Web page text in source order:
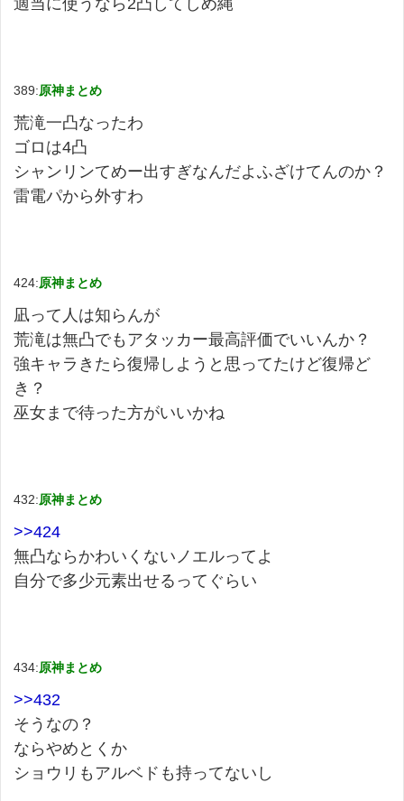
適当に使うなら2凸してしめ縄
389:原神まとめ
荒滝一凸なったわ
ゴロは4凸
シャンリンてめー出すぎなんだよふざけてんのか？
雷電パから外すわ
424:原神まとめ
凪って人は知らんが
荒滝は無凸でもアタッカー最高評価でいいんか？
強キャラきたら復帰しようと思ってたけど復帰ど
き？
巫女まで待った方がいいかね
432:原神まとめ
>>424
無凸ならかわいくないノエルってよ
自分で多少元素出せるってぐらい
434:原神まとめ
>>432
そうなの？
ならやめとくか
ショウリもアルベドも持ってないし